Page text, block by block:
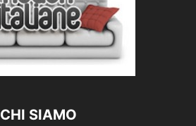
CHI SIAMO